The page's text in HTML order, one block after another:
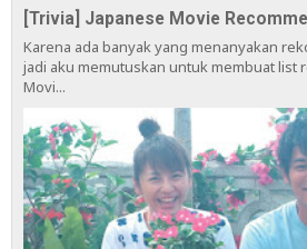
[Trivia] Japanese Movie
Karena ada banyak yang menanyakan
jadi aku memutuskan untuk membuat list
Movi...